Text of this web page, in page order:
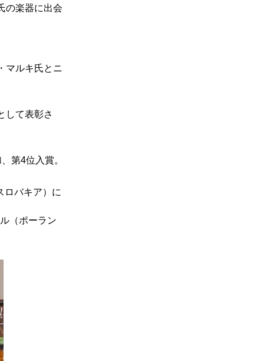
の楽器に出会
マルキ氏とニ
して表彰さ
第4位入賞。
ロバキア）に
（ポーラン